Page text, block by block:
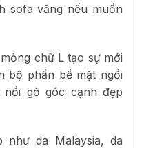
sofa văng nếu muốn
chữ L tạo sự mới
bộ phần bề mặt ngồi
gờ góc cạnh đẹp
da Malaysia, da